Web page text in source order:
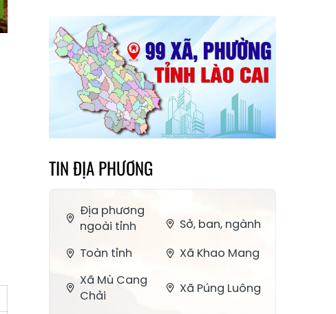
TIN ĐỊA PHƯƠNG
Địa phương
ngoài tỉnh
Sở, ban, ngành
Toàn tỉnh
Xã Khao Mang
Xã Mù Cang
Chải
Xã Púng Luông